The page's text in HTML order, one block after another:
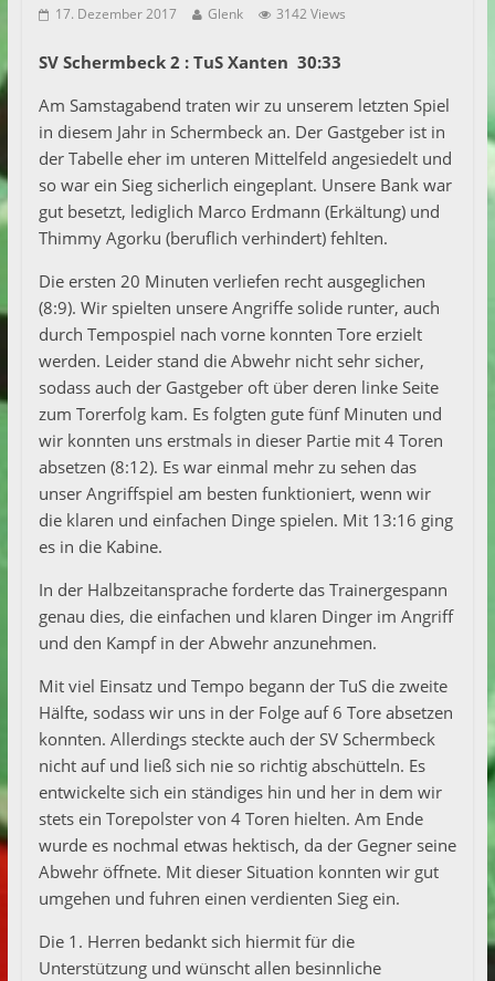
17. Dezember 2017 Glenk 3142 Views
SV Schermbeck 2 : TuS Xanten 30:33
Am Samstagabend traten wir zu unserem letzten Spiel
in diesem Jahr in Schermbeck an. Der Gastgeber ist in
der Tabelle eher im unteren Mittelfeld angesiedelt und
so war ein Sieg sicherlich eingeplant. Unsere Bank war
gut besetzt, lediglich Marco Erdmann (Erkältung) und
Thimmy Agorku (beruflich verhindert) fehlten.
Die ersten 20 Minuten verliefen recht ausgeglichen
(8:9). Wir spielten unsere Angriffe solide runter, auch
durch Tempospiel nach vorne konnten Tore erzielt
werden. Leider stand die Abwehr nicht sehr sicher,
sodass auch der Gastgeber oft über deren linke Seite
zum Torerfolg kam. Es folgten gute fünf Minuten und
wir konnten uns erstmals in dieser Partie mit 4 Toren
absetzen (8:12). Es war einmal mehr zu sehen das
unser Angriffspiel am besten funktioniert, wenn wir
die klaren und einfachen Dinge spielen. Mit 13:16 ging
es in die Kabine.
In der Halbzeitansprache forderte das Trainergespann
genau dies, die einfachen und klaren Dinger im Angriff
und den Kampf in der Abwehr anzunehmen.
Mit viel Einsatz und Tempo begann der TuS die zweite
Hälfte, sodass wir uns in der Folge auf 6 Tore absetzen
konnten. Allerdings steckte auch der SV Schermbeck
nicht auf und ließ sich nie so richtig abschütteln. Es
entwickelte sich ein ständiges hin und her in dem wir
stets ein Torepolster von 4 Toren hielten. Am Ende
wurde es nochmal etwas hektisch, da der Gegner seine
Abwehr öffnete. Mit dieser Situation konnten wir gut
umgehen und fuhren einen verdienten Sieg ein.
Die 1. Herren bedankt sich hiermit für die
Unterstützung und wünscht allen besinnliche